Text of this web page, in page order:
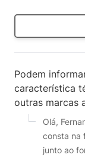
Podem
característica
outras marcas
Olá,
consta na
junto ao